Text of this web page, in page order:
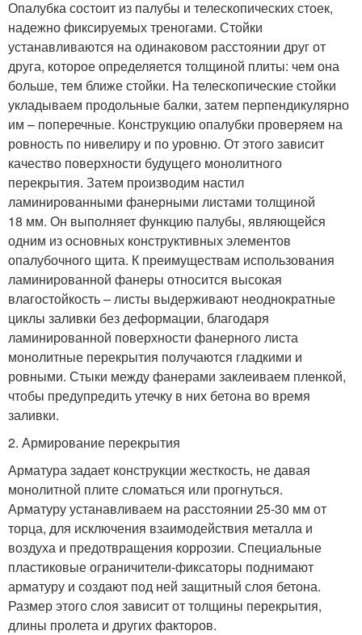
Опалубка состоит из палубы и телескопических стоек,
надежно фиксируемых треногами. Стойки
устанавливаются на одинаковом расстоянии друг от
друга, которое определяется толщиной плиты: чем она
больше, тем ближе стойки. На телескопические стойки
укладываем продольные балки, затем перпендикулярно
им – поперечные. Конструкцию опалубки проверяем на
ровность по нивелиру и по уровню. От этого зависит
качество поверхности будущего монолитного
перекрытия. Затем производим настил
ламинированными фанерными листами толщиной
18 мм. Он выполняет функцию палубы, являющейся
одним из основных конструктивных элементов
опалубочного щита. К преимуществам использования
ламинированной фанеры относится высокая
влагостойкость – листы выдерживают неоднократные
циклы заливки без деформации, благодаря
ламинированной поверхности фанерного листа
монолитные перекрытия получаются гладкими и
ровными. Стыки между фанерами заклеиваем пленкой,
чтобы предупредить утечку в них бетона во время
заливки.
2. Армирование перекрытия
Арматура задает конструкции жесткость, не давая
монолитной плите сломаться или прогнуться.
Арматуру устанавливаем на расстоянии 25-30 мм от
торца, для исключения взаимодействия металла и
воздуха и предотвращения коррозии. Специальные
пластиковые ограничители-фиксаторы поднимают
арматуру и создают под ней защитный слоя бетона.
Размер этого слоя зависит от толщины перекрытия,
длины пролета и других факторов.